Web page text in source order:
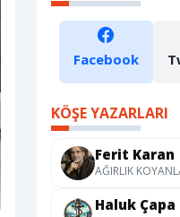
Facebook
KÖŞE YAZARLARI
Ferit Karan
AĞIRLIK
Haluk Çapa